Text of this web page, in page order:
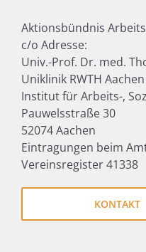
Aktionsbündnis
c/o Adresse:
Univ.-Prof. Dr. med.
Uniklinik RWTH Aachen
Institut für Arbeits-,
Pauwelsstraße 30
52074 Aachen
Eintragungen beim
Vereinsregister 41338
KONTAKT